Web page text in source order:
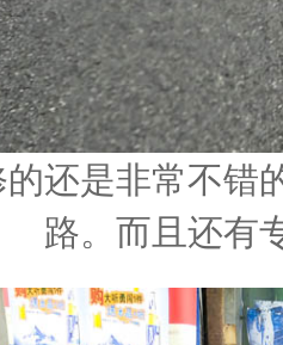
的还是非常不错
路。而且还有